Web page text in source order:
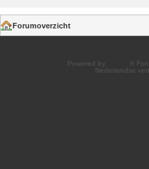
Forumoverzicht
Powered by
®
Nederlandse